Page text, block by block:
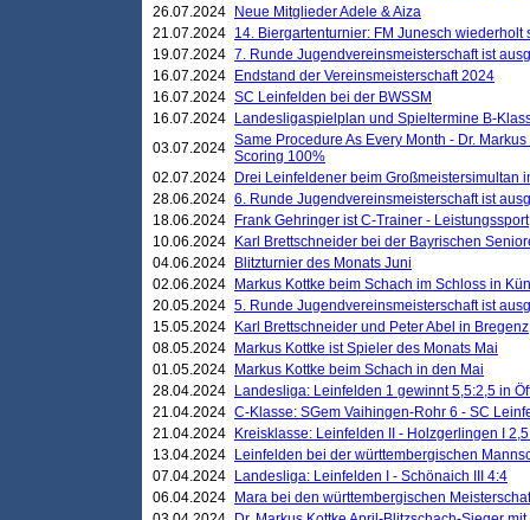
26.07.2024
Neue Mitglieder Adele & Aiza
21.07.2024 14. Biergartenturnier: FM Junesch wiederholt
19.07.2024 7. Runde Jugendvereinsmeisterschaft ist
16.07.2024
Endstand der Vereinsmeisterschaft 2024
16.07.2024 SC Leinfelden bei der BWSSM
16.07.2024
Landesligaspielplan und Spieltermine B-
03.07.2024 Same Procedure As Every Month - Dr.
Scoring 100%
02.07.2024
Drei Leinfeldener beim Großmeistersimultan
28.06.2024 6. Runde Jugendvereinsmeisterschaft ist
18.06.2024
Frank Gehringer ist C-Trainer - Leistungssport
10.06.2024
Karl Brettschneider bei der Bayrischen
04.06.2024
Blitzturnier des Monats Juni
02.06.2024
Markus Kottke beim Schach im Schloss in
20.05.2024 5. Runde Jugendvereinsmeisterschaft ist
15.05.2024
Karl Brettschneider und Peter Abel in Bregenz
08.05.2024
Markus Kottke ist Spieler des Monats Mai
01.05.2024
Markus Kottke beim Schach in den Mai
28.04.2024
Landesliga: Leinfelden 1 gewinnt 5,5:2,5 in
21.04.2024 C-Klasse: SGem Vaihingen-Rohr 6 - SC
21.04.2024
Kreisklasse: Leinfelden II - Holzgerlingen I
13.04.2024
Leinfelden bei der württembergischen
07.04.2024
Landesliga: Leinfelden I - Schönaich III 4:4
06.04.2024
Mara bei den württembergischen